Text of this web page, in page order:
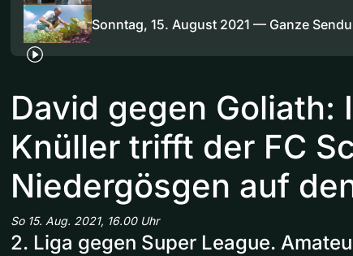
Sonntag, 15. August 2021 — Ganze
David gegen Goliath:
Knüller trifft der FC
Niedergösgen auf
So 15. Aug. 2021, 16.00 Uhr
2. Liga gegen Super League.